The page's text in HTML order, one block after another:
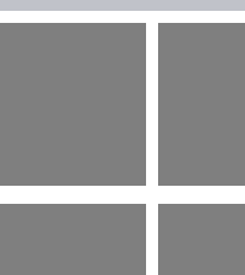
Kata Kata Kera
64 Quotes